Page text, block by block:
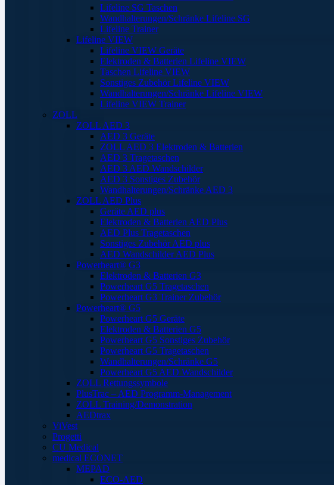
Lifeline SG Taschen
Wandhalterungen/Schränke Lifeline SG
Lifeline Trainer
Lifeline VIEW
Lifeline VIEW Geräte
Elektroden & Batterien Lifeline VIEW
Taschen Lifeline VIEW
Sonstiges Zubehör Lifeline VIEW
Wandhalterungen/Schränke Lifeline VIEW
Lifeline VIEW Trainer
ZOLL
ZOLL AED 3
AED 3 Geräte
ZOLL AED 3 Elektroden & Batterien
AED 3 Tragetaschen
AED 3 AED Wandschilder
AED 3 Sonstiges Zubehör
Wandhalterungen/Schränke AED 3
ZOLL AED Plus
Geräte AED plus
Elektroden & Batterien AED Plus
AED Plus Tragetaschen
Sonstiges Zubehör AED plus
AED Wandschilder AED Plus
Powerheart® G3
Elektroden & Batterien G3
Powerheart G5 Tragetaschen
Powerheart G3 Trainer Zubehör
Powerheart® G5
Powerheart G5 Geräte
Elektroden & Batterien G5
Powerheart G5 Sonstiges Zubehör
Powerheart G5 Tragetaschen
Wandhalterungen/Schränke G5
Powerheart G5 AED Wandschilder
ZOLL Rettungssymbole
PlusTrac – AED Programm-Management
ZOLL Training/Demonstration
AEDtrax
ViVest
Progetti
CU Medical
medical ECONET
MEPAD
ECO-AED